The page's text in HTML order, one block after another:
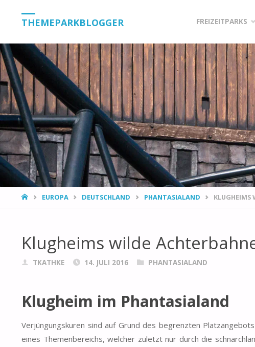
THEMEPARKBLOGGER
content
FREIZEITPARKS
HOMEEUROPA DEUTSCHLAND PHANTASIALAND KLUGHEIMS
Klugheims wilde
TKATHKE 14. JULI 2016 PHANTASIALAND
Klugheim im Phantasialand
Verjüngungskuren sind auf Grund des begrenzten
eines Themenbereichs, welcher zuletzt nur durch die